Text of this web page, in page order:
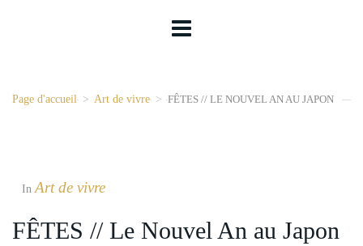
Page d'accueil > Art de vivre > FÊTES // LE NOUVEL AN AU JAPON
InArt de vivre
FÊTES // Le Nouvel An au Japon